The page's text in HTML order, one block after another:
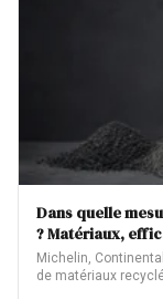
Dans quelle
? Matériaux,
Michelin,
de matériaux